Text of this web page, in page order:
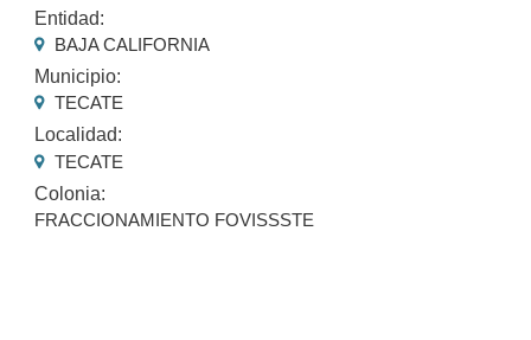
Entidad:
BAJA CALIFORNIA
Municipio:
TECATE
Localidad:
TECATE
Colonia:
FRACCIONAMIENTO FOVISSSTE